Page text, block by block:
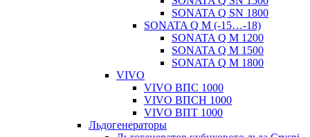
SONATA Q SN 1800
SONATA Q M (-15…-18)
SONATA Q M 1200
SONATA Q M 1500
SONATA Q M 1800
VIVO
VIVO ВПС 1000
VIVO ВПСН 1000
VIVO ВПТ 1000
Льдогенераторы